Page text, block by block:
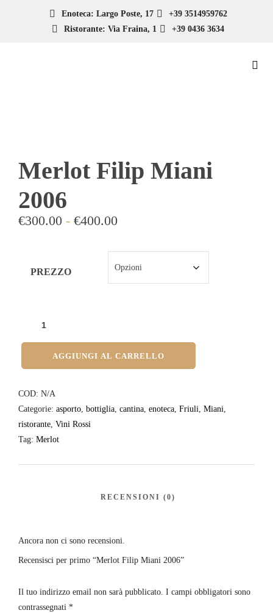
Enoteca: Largo Poste, 17
+39 3514959762
Ristorante: Via Fraina, 1
+39 0436 3634
Merlot Filip Miani
2006
€300.00 - €400.00
PREZZO
AGGIUNGI AL CARRELLO
COD: N/A
Categorie: asporto, bottiglia, cantina, enoteca, Friuli, Miani,
ristorante, Vini Rossi
Tag: Merlot
Ancora non ci sono recensioni.
Recensisci per primo “Merlot Filip Miani 2006”
Il tuo indirizzo email non sarà pubblicato. I campi obbligatori sono
contrassegnati *